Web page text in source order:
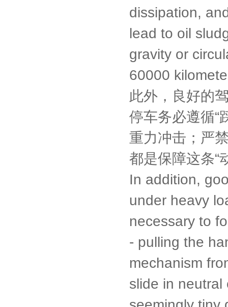
dissipation,
lead to oil
gravity or
60000
此外，良好的
停车务必遵循“
重力冲击；严
都是保障这条“
In addition,
under heavy
necessary to
- pulling the
mechanism
slide in